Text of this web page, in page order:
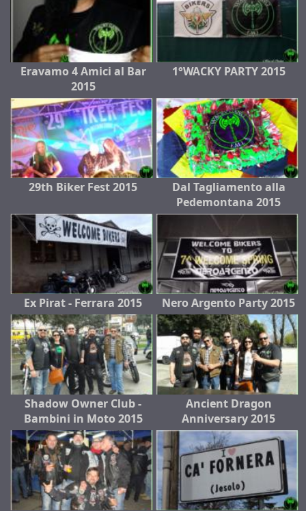
Eravamo 4 Amici al Bar
2015
1°WACKY PARTY 2015
29th Biker Fest 2015
Dal Tagliamento alla
Pedemontana 2015
Ex Pirat - Ferrara 2015 Nero Argento Party 2015
Shadow Owner Club -
Bambini in Moto 2015
Ancient Dragon
Anniversary 2015